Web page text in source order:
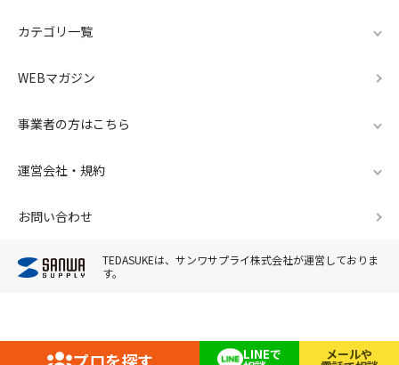
LINEで メールや
カテゴリ一覧
WEBマガジン
事業者の方はこちら
運営会社・規約
お問い合わせ
TEDASUKEは、サンワサプライ株式会社が運営しておりま
す。